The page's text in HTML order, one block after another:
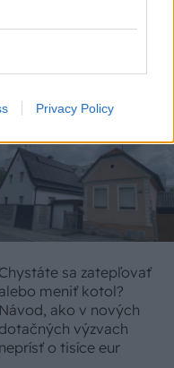
Privacy Policy
Chystáte sa zatepľovať
alebo meniť kotol?
Návod, ako v nových
dotačných výzvach
neprísť o tisíce eur